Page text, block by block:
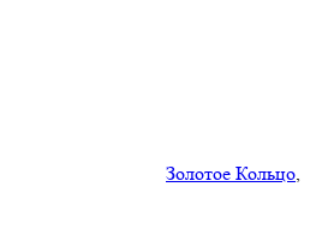
Золотое Кольцо,